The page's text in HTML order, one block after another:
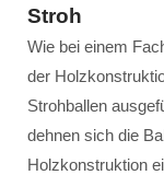
Stroh
Wie bei einem
der
Strohballen
dehnen sich die
Holzkonstruktion